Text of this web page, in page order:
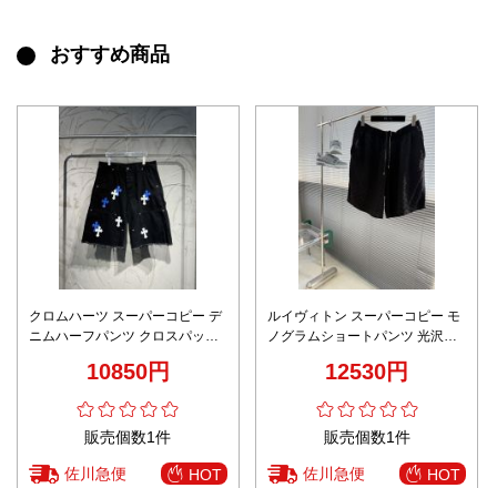
おすすめ商品
クロムハーツ スーパーコピー デ
ニムハーフパンツ クロスパッチ
10850円
販売個数1件
佐川急便 HOT
ルイヴィトン スーパーコピー モ
ノグラムショートパンツ 光沢素
12530円
販売個数1件
佐川急便 HOT